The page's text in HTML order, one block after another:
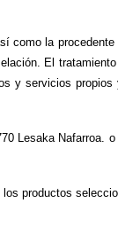
como la
El
y servicios
Lesaka Nafarroa.
productos